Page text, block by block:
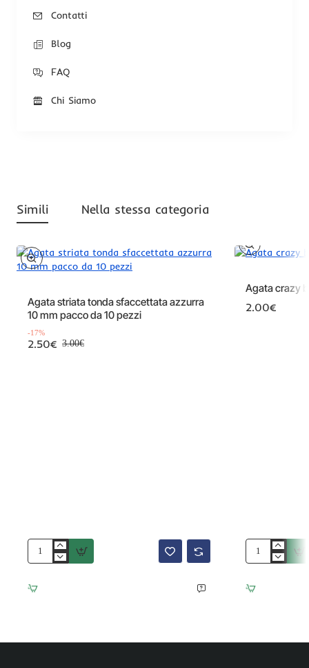
Contatti
Blog
FAQ
Chi Siamo
Simili Nella stessa categoria
Agata striata tonda sfaccettata azzurra
10 mm pacco da 10 pezzi
-17%
2.50€ 3.00€
Agata
tonda
sfaccettata
Agata crazy
2.00€
Agata
barilotto
16x15.5